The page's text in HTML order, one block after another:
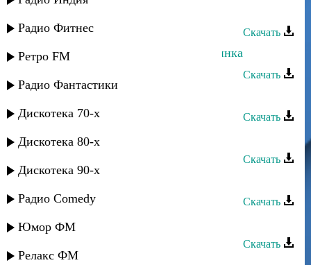
Радио Фитнес
Ретро FM
Радио Фантастики
Дискотека 70-х
Дискотека 80-х
Дискотека 90-х
Радио Comedy
Юмор ФМ
Релакс ФМ
Скачать
Асадула Бахтанов - Аварская лезгинка
Скачать
Dj Marat - Лезгинка
Скачать
Лезгинка - Магъарул 2011
Скачать
Скачать
Замир - Кто ты такая
Скачать